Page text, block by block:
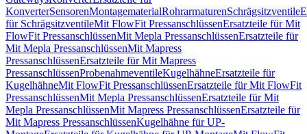
KonverterSensorenMontagematerialRohrarmaturenSchrägsitzventile
für SchrägsitzventileMit FlowFit PressanschlüssenErsatzteile für Mit
FlowFit PressanschlüssenMit Mepla PressanschlüssenErsatzteile für
Mit Mepla PressanschlüssenMit Mapress
PressanschlüssenErsatzteile für Mit Mapress
PressanschlüssenProbenahmeventileKugelhähneErsatzteile für
KugelhähneMit FlowFit PressanschlüssenErsatzteile für Mit FlowFit
PressanschlüssenMit Mepla PressanschlüssenErsatzteile für Mit
Mepla PressanschlüssenMit Mapress PressanschlüssenErsatzteile für
Mit Mapress PressanschlüssenKugelhähne für UP-